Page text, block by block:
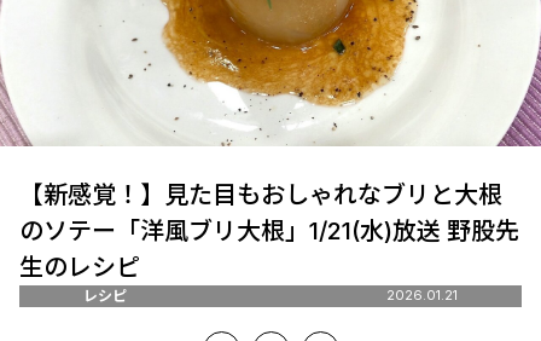
【新感覚！】見た目もおしゃれなブリと大根
のソテー「洋風ブリ大根」1/21(水)放送 野股先
生のレシピ
レシピ 2026.01.21